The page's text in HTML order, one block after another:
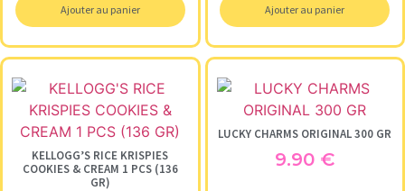
Ajouter au panier Ajouter au panier
KELLOGG’S RICE KRISPIES
COOKIES & CREAM 1 PCS (136
GR)
LUCKY CHARMS ORIGINAL 300 GR
9.90 €